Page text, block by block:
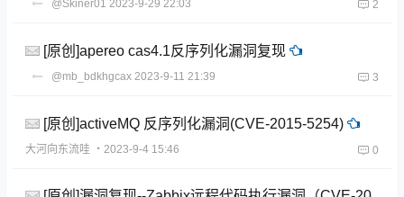
@Skiner01 2023-9-29 22:03 2
[原创]apereo cas4.1反序列化漏洞复现
@mb_bdkhgcax 2023-9-11 21:39 3
[原创]activeMQ 反序列化漏洞(CVE-2015-5254)
大河向东流哇 ・2023-9-4 15:46 0